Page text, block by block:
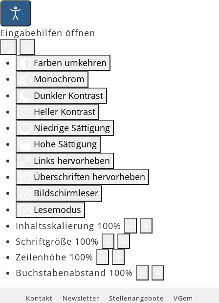
Eingabehilfen öffnen
Farben umkehren
Monochrom
Dunkler Kontrast
Heller Kontrast
Niedrige Sättigung
Hohe Sättigung
Links hervorheben
Überschriften hervorheben
Bildschirmleser
Lesemodus
Inhaltsskalierung 100%
Schriftgröße 100%
Zeilenhöhe 100%
Buchstabenabstand 100%
Kontakt Newsletter Stellenangebote VGem